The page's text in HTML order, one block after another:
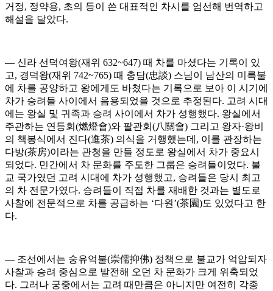
거정, 정약용, 초의 등이 쓴 대표적인 차시를 엄선해 번역하고
해설을 달았다.
― 신라 선덕여왕(재위 632~647) 때 차를 마셨다는 기록이 있
고, 경덕왕(재위 742~765) 때 충담(忠談) 스님이 남산의 미륵불
에 차를 공양하고 왕에게도 바쳤다는 기록으로 보아 이 시기에
차가 승려들 사이에서 음용되었을 것으로 추정된다. 고려 시대
에는 왕실 및 귀족과 승려 사이에서 차가 성행했다. 왕실에서
주관하는 연등회(燃燈會)와 팔관회(八關會) 그리고 왕자·왕비
의 책봉식에서 진다(進茶) 의식을 거행했는데, 이를 관장하는
다방(茶房)이라는 관청을 만들 정도로 왕실에서 차가 중요시
되었다. 민간에서 차 문화를 주도한 그룹은 승려들이었다. 불
교 국가였던 고려 시대에 차가 성행했고, 승려들은 당시 최고
의 차 전문가였다. 승려들이 직접 차를 재배한 것과는 별도로
사찰에 전문적으로 차를 공급하는 ‘다원’(茶園)도 있었다고 한
다.
― 조선에서는 숭유억불(崇儒抑佛) 정책으로 불교가 억압되자
사찰과 승려 중심으로 발전해 오던 차 문화가 크게 위축되었
다. 그러나 궁중에서는 고려 때만큼은 아니지만 여전히 각종